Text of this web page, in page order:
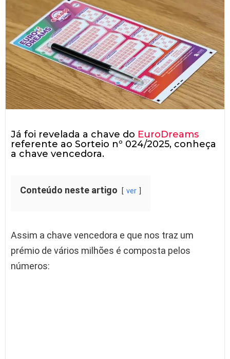
Já foi revelada a chave do EuroDreams
referente ao Sorteio nº 024/2025, conheça
a chave vencedora.
Conteúdo neste artigo ver
Assim a chave vencedora e que nos traz um
prémio de vários milhões é composta pelos
números: